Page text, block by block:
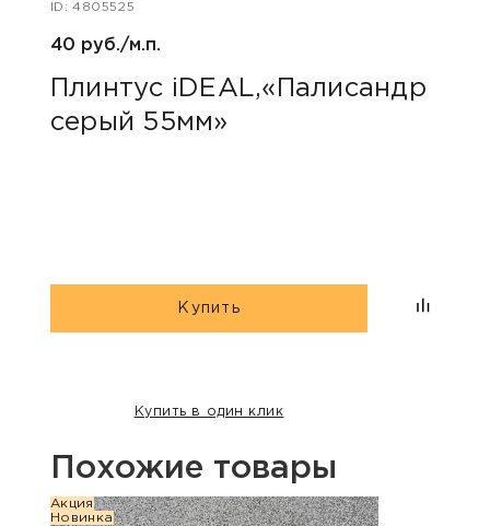
ID: 4805525
40 руб./м.п.
Плинтус iDEAL,«Палисандр
серый 55мм»
Купить
Купить в один клик
Похожие товары
Акция
Новинка